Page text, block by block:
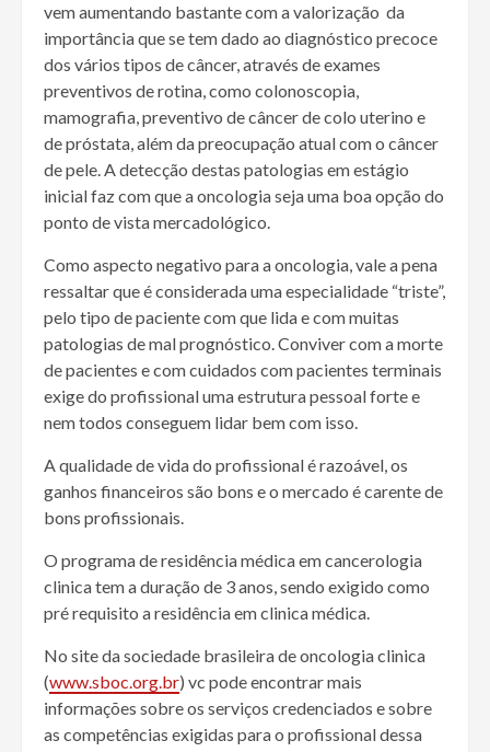
vem aumentando bastante com a valorização da
importância que se tem dado ao diagnóstico precoce
dos vários tipos de câncer, através de exames
preventivos de rotina, como colonoscopia,
mamografia, preventivo de câncer de colo uterino e
de próstata, além da preocupação atual com o câncer
de pele. A detecção destas patologias em estágio
inicial faz com que a oncologia seja uma boa opção do
ponto de vista mercadológico.
Como aspecto negativo para a oncologia, vale a pena
ressaltar que é considerada uma especialidade “triste”,
pelo tipo de paciente com que lida e com muitas
patologias de mal prognóstico. Conviver com a morte
de pacientes e com cuidados com pacientes terminais
exige do profissional uma estrutura pessoal forte e
nem todos conseguem lidar bem com isso.
A qualidade de vida do profissional é razoável, os
ganhos financeiros são bons e o mercado é carente de
bons profissionais.
O programa de residência médica em cancerologia
clinica tem a duração de 3 anos, sendo exigido como
pré requisito a residência em clinica médica.
No site da sociedade brasileira de oncologia clinica
(www.sboc.org.br) vc pode encontrar mais
informações sobre os serviços credenciados e sobre
as competências exigidas para o profissional dessa